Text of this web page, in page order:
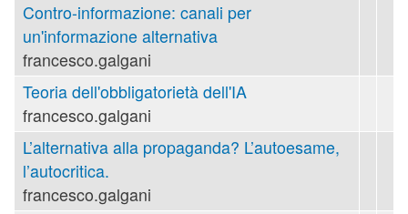
Contro-informazione: canali per
un'informazione alternativa
francesco.galgani
Teoria dell'obbligatorietà dell'IA
francesco.galgani
L’alternativa alla propaganda? L’autoesame,
l’autocritica.
francesco.galgani